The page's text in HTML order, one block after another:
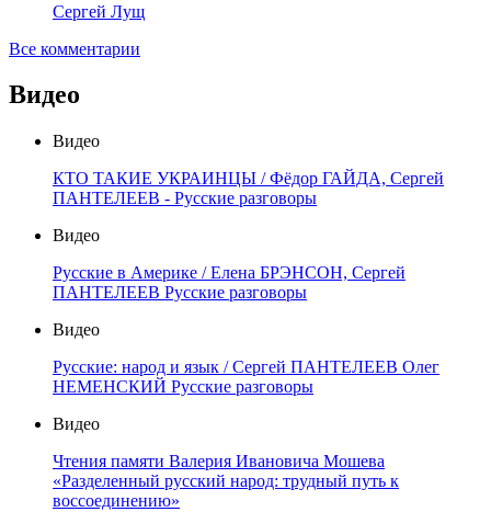
Сергей Лущ
Все комментарии
Видео
Видео
КТО ТАКИЕ УКРАИНЦЫ / Фёдор ГАЙДА, Сергей
ПАНТЕЛЕЕВ - Русские разговоры
Видео
Русские в Америке / Елена БРЭНСОН, Сергей
ПАНТЕЛЕЕВ Русские разговоры
Видео
Русские: народ и язык / Сергей ПАНТЕЛЕЕВ Олег
НЕМЕНСКИЙ Русские разговоры
Видео
Чтения памяти Валерия Ивановича Мошева
«Разделенный русский народ: трудный путь к
воссоединению»